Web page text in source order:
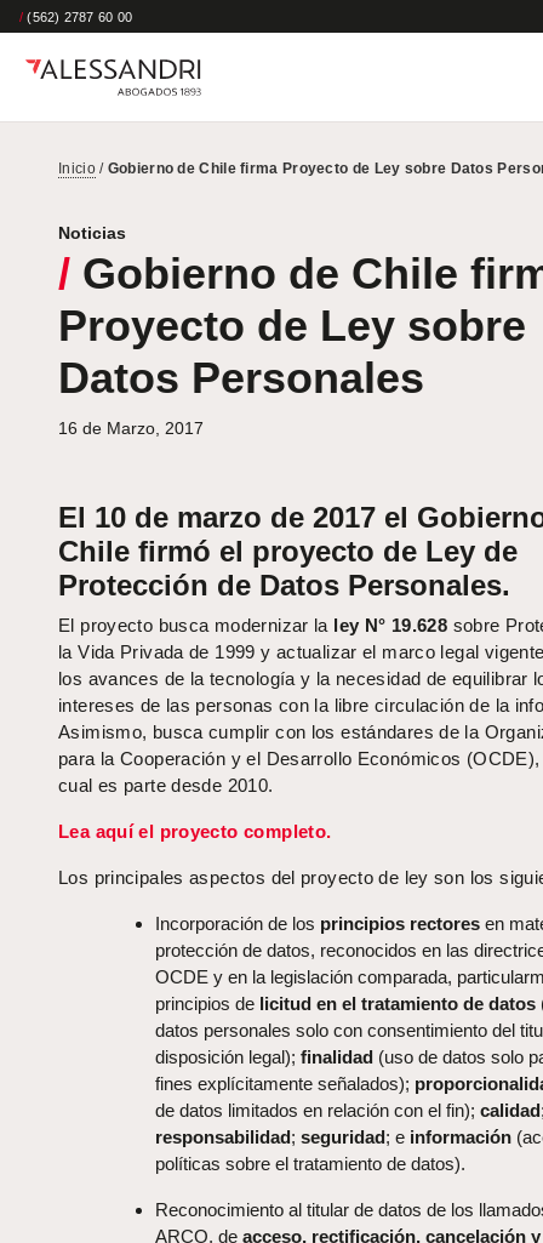
/ (562) 2787 60 00
Inicio/ Gobierno de Chile firma Proyecto de Ley sobre Datos
Noticias
/ Gobierno de Chile
Proyecto de Ley sobre
Datos Personales
16 de Marzo, 2017
El 10 de marzo de 2017 el
Chile firmó el proyecto de Ley de
Protección de Datos Personales.
El proyecto busca modernizar la ley N° 19.628 sobre
la Vida Privada de 1999 y actualizar el marco legal
los avances de la tecnología y la necesidad de equilibrar
intereses de las personas con la libre circulación de la
Asimismo, busca cumplir con los estándares de la
para la Cooperación y el Desarrollo Económicos
cual es parte desde 2010.
Lea aquí el proyecto completo.
Los principales aspectos del proyecto de ley son los
Incorporación de los principios rectores en
protección de datos, reconocidos en las
OCDE y en la legislación comparada,
principios de licitud en el tratamiento de datos
datos personales solo con consentimiento del
disposición legal); finalidad (uso de datos solo
fines explícitamente señalados);
de datos limitados en relación con el fin); calidad
responsabilidad; seguridad; e información
políticas sobre el tratamiento de datos).
Reconocimiento al titular de datos de los
ARCO, de acceso, rectificación, cancelación y